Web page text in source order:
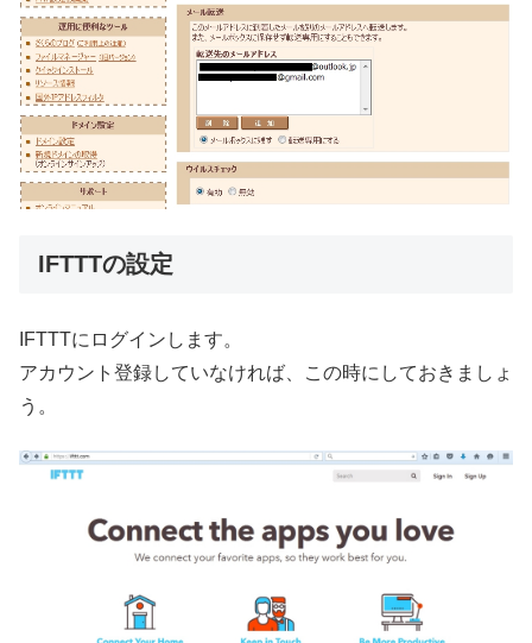
IFTTTの設定
IFTTTにログインします。
アカウント登録していなければ、この時にしておきましょ
う。